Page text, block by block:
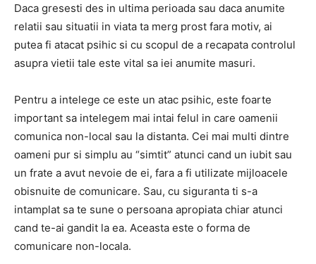
Daca gresesti des in ultima perioada sau daca anumite
relatii sau situatii in viata ta merg prost fara motiv, ai
putea fi atacat psihic si cu scopul de a recapata controlul
asupra vietii tale este vital sa iei anumite masuri.
Pentru a intelege ce este un atac psihic, este foarte
important sa intelegem mai intai felul in care oamenii
comunica non-local sau la distanta. Cei mai multi dintre
oameni pur si simplu au “simtit” atunci cand un iubit sau
un frate a avut nevoie de ei, fara a fi utilizate mijloacele
obisnuite de comunicare. Sau, cu siguranta ti s-a
intamplat sa te sune o persoana apropiata chiar atunci
cand te-ai gandit la ea. Aceasta este o forma de
comunicare non-locala.